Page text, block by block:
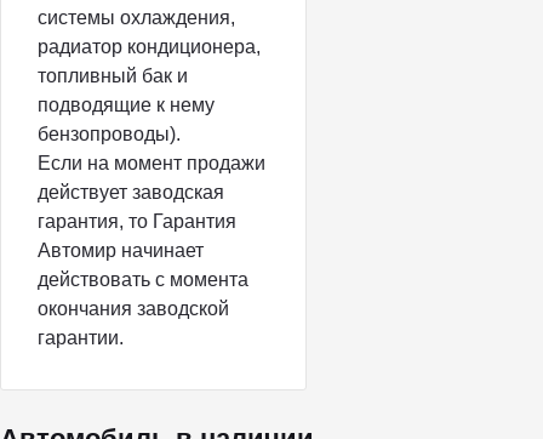
системы охлаждения,
радиатор кондиционера,
топливный бак и
подводящие к нему
бензопроводы).
Если на момент продажи
действует заводская
гарантия, то Гарантия
Автомир начинает
действовать с момента
окончания заводской
гарантии.